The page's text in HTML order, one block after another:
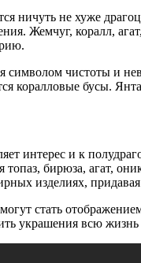
ничуть не хуже
Жемчуг, коралл,
символом чистоты и
коралловые бусы.
интерес и к
бирюза, агат,
изделиях,
стать
украшения всю